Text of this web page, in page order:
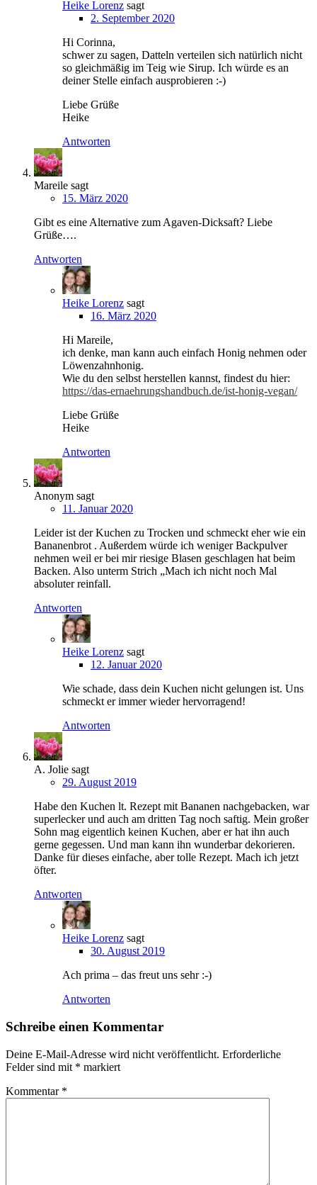
Heike Lorenz sagt
2. September 2020
Hi Corinna,
schwer zu sagen, Datteln verteilen sich natürlich nicht
so gleichmäßig im Teig wie Sirup. Ich würde es an
deiner Stelle einfach ausprobieren :-)
Liebe Grüße
Heike
Antworten
Mareile sagt
15. März 2020
Gibt es eine Alternative zum Agaven-Dicksaft? Liebe
Grüße….
Antworten
Heike Lorenz sagt
16. März 2020
Hi Mareile,
ich denke, man kann auch einfach Honig nehmen oder
Löwenzahnhonig.
Wie du den selbst herstellen kannst, findest du hier:
https://das-ernaehrungshandbuch.de/ist-honig-vegan/
Liebe Grüße
Heike
Antworten
Anonym sagt
11. Januar 2020
Leider ist der Kuchen zu Trocken und schmeckt eher wie ein
Bananenbrot . Außerdem würde ich weniger Backpulver
nehmen weil er bei mir riesige Blasen geschlagen hat beim
Backen. Also unterm Strich „Mach ich nicht noch Mal
absoluter reinfall.
Antworten
Heike Lorenz sagt
12. Januar 2020
Wie schade, dass dein Kuchen nicht gelungen ist. Uns
schmeckt er immer wieder hervorragend!
Antworten
A. Jolie sagt
29. August 2019
Habe den Kuchen lt. Rezept mit Bananen nachgebacken, war
superlecker und auch am dritten Tag noch saftig. Mein großer
Sohn mag eigentlich keinen Kuchen, aber er hat ihn auch
gerne gegessen. Und man kann ihn wunderbar dekorieren.
Danke für dieses einfache, aber tolle Rezept. Mach ich jetzt
öfter.
Antworten
Heike Lorenz sagt
30. August 2019
Ach prima – das freut uns sehr :-)
Antworten
Schreibe einen Kommentar
Deine E-Mail-Adresse wird nicht veröffentlicht. Erforderliche
Felder sind mit * markiert
Kommentar *